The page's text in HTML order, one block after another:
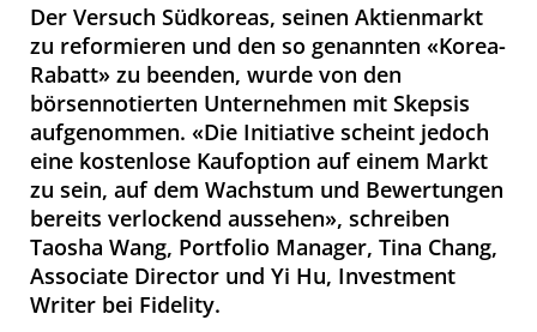
Der Versuch Südkoreas, seinen Aktienmarkt
zu reformieren und den so genannten «Korea-
Rabatt» zu beenden, wurde von den
börsennotierten Unternehmen mit Skepsis
aufgenommen. «Die Initiative scheint jedoch
eine kostenlose Kaufoption auf einem Markt
zu sein, auf dem Wachstum und Bewertungen
bereits verlockend aussehen», schreiben
Taosha Wang, Portfolio Manager, Tina Chang,
Associate Director und Yi Hu, Investment
Writer bei Fidelity.